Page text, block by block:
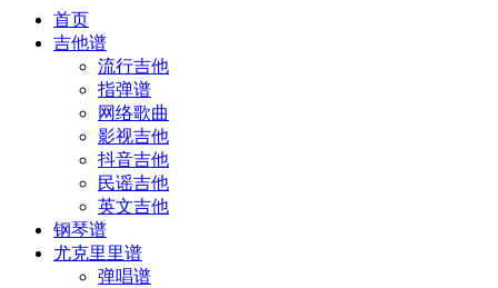
首页
吉他谱
流行吉他
指弹谱
网络歌曲
影视吉他
抖音吉他
民谣吉他
英文吉他
钢琴谱
尤克里里谱
弹唱谱